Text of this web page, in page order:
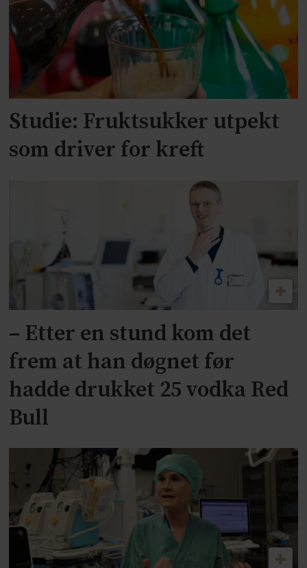
Studie: Fruktsukker utpekt
som driver for kreft
– Etter en stund kom det
frem at han døgnet før
hadde drukket 25 vodka Red
Bull